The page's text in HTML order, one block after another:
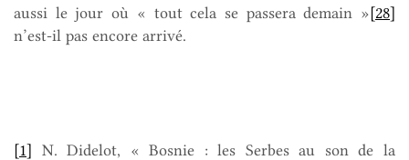
aussi le jour où « tout cela se passera demain »[28]
n’est-il pas encore arrivé.
[1] N. Didelot, « Bosnie : les Serbes au son de la